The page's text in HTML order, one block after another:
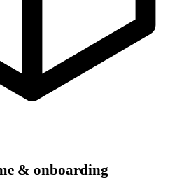
& onboarding